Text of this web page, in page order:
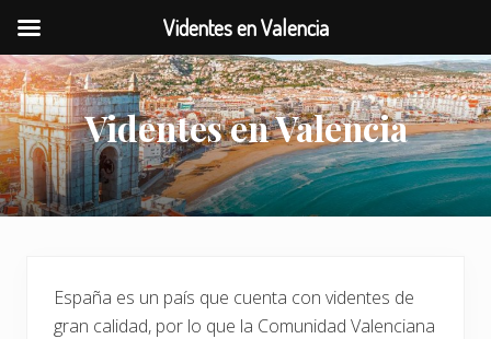
Menu
Saltar
al
contenido
principal
Saltar
a
la
barra
lateral
principal
Videntes en Valencia
España es un país que cuenta con videntes de
gran calidad, por lo que la Comunidad Valenciana
Videntes en Valencia